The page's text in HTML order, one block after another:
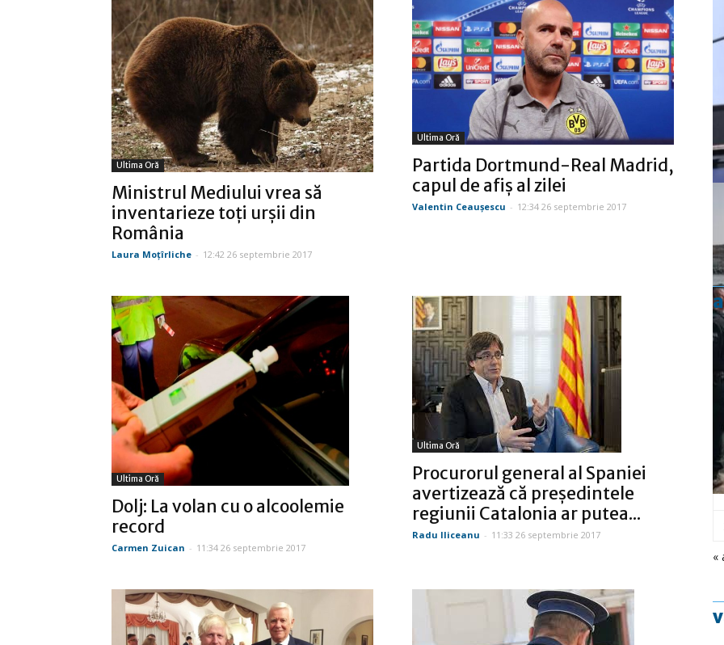
Ultima Oră
Ministrul Mediului vrea să
inventarieze toţi urşii din
România
Laura Moţîrliche - 12:42 26 septembrie 2017
Ultima Oră
Partida Dortmund-Real Madrid,
capul de afiş al zilei
Valentin Ceauşescu - 12:34 26 septembrie 2017
Ultima Oră
Dolj: La volan cu o alcoolemie
record
Carmen Zuican - 11:34 26 septembrie 2017
Ultima Oră
Procurorul general al Spaniei
avertizează că preşedintele
regiunii Catalonia ar putea...
Radu Iliceanu - 11:33 26 septembrie 2017
«